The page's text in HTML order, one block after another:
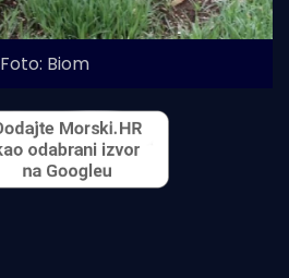
Foto: Biom